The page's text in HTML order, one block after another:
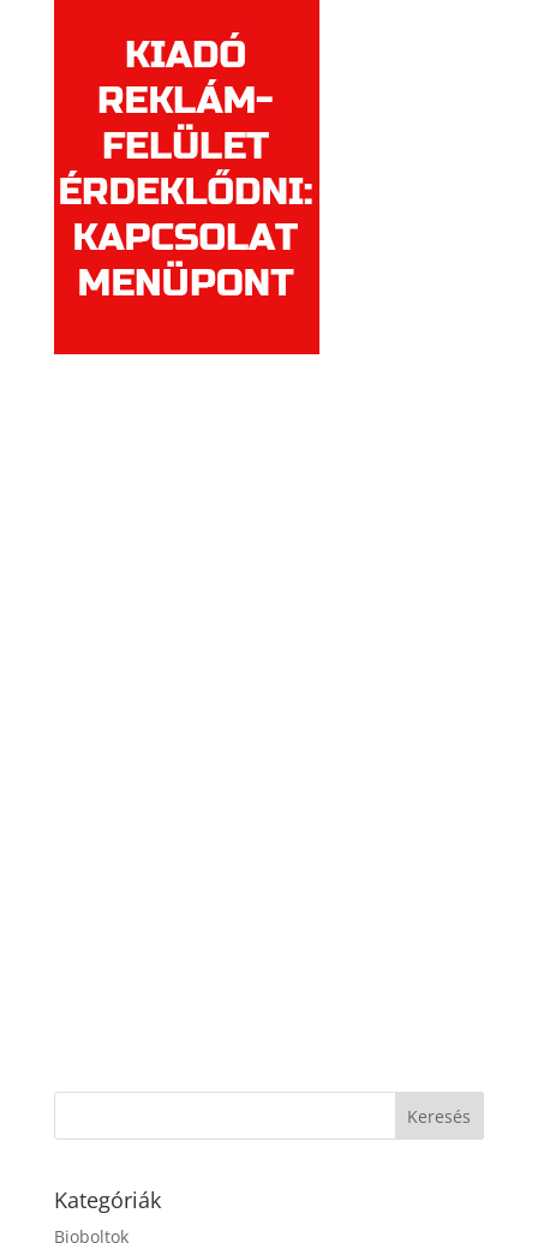
Kategóriák
Bioboltok